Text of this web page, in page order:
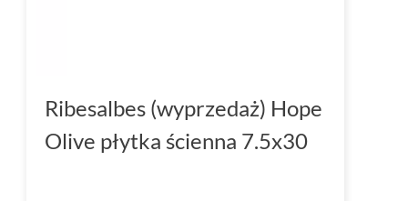
Ribesalbes (wyprzedaż) Hope
Olive płytka ścienna 7.5x30